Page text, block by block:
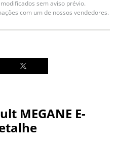
sem aviso prévio.
com um de nossos vendedores.
MEGANE E-